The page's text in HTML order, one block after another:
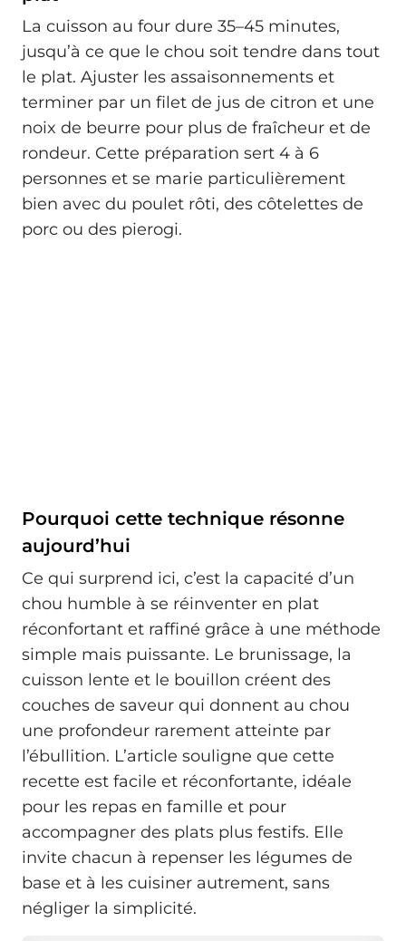
La cuisson au four dure 35–45 minutes,
jusqu’à ce que le chou soit tendre dans tout
le plat. Ajuster les assaisonnements et
terminer par un filet de jus de citron et une
noix de beurre pour plus de fraîcheur et de
rondeur. Cette préparation sert 4 à 6
personnes et se marie particulièrement
bien avec du poulet rôti, des côtelettes de
porc ou des pierogi.
Pourquoi cette technique résonne
aujourd’hui
Ce qui surprend ici, c’est la capacité d’un
chou humble à se réinventer en plat
réconfortant et raffiné grâce à une méthode
simple mais puissante. Le brunissage, la
cuisson lente et le bouillon créent des
couches de saveur qui donnent au chou
une profondeur rarement atteinte par
l’ébullition. L’article souligne que cette
recette est facile et réconfortante, idéale
pour les repas en famille et pour
accompagner des plats plus festifs. Elle
invite chacun à repenser les légumes de
base et à les cuisiner autrement, sans
négliger la simplicité.